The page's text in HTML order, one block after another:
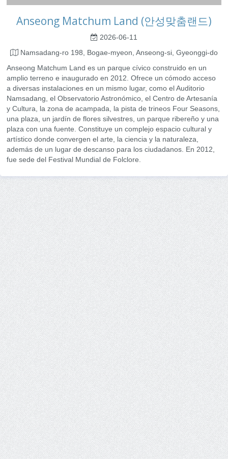
Anseong Matchum Land (안성맞춤랜드)
2026-06-11
Namsadang-ro 198, Bogae-myeon, Anseong-si, Gyeonggi-do
Anseong Matchum Land es un parque cívico construido en un
amplio terreno e inaugurado en 2012. Ofrece un cómodo acceso
a diversas instalaciones en un mismo lugar, como el Auditorio
Namsadang, el Observatorio Astronómico, el Centro de Artesanía
y Cultura, la zona de acampada, la pista de trineos Four Seasons,
una plaza, un jardín de flores silvestres, un parque ribereño y una
plaza con una fuente. Constituye un complejo espacio cultural y
artístico donde convergen el arte, la ciencia y la naturaleza,
además de un lugar de descanso para los ciudadanos. En 2012,
fue sede del Festival Mundial de Folclore.